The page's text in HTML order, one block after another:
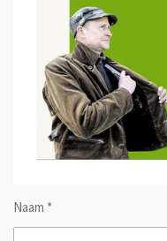
Naam *